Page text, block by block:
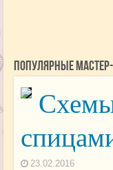
Популярные
Схемы
23.02.2016